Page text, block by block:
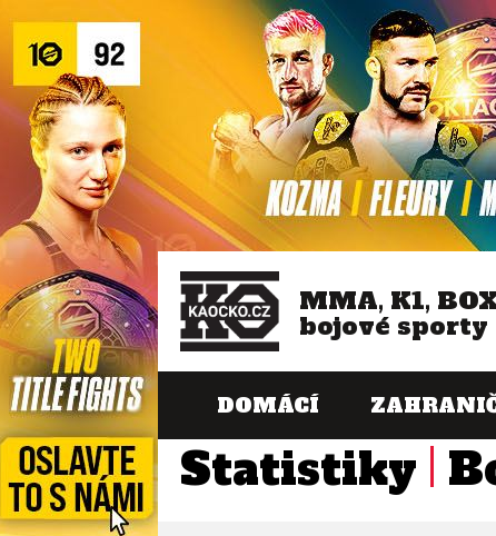
MMA, K1,
bojové sporty
DOMÁCÍ
Statistiky